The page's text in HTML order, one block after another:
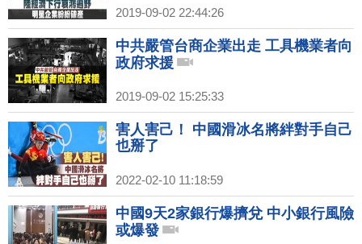
2019-09-02 22:44:26
中共嚴管台商企業出走 工具機業者向
政府求援
2019-09-02 15:25:33
害人害己！ 中國滑冰名將絆對手自己
也掰了
2022-02-10 11:18:59
中國9天2家銀行爆擠兌 中小銀行風險
或爆發